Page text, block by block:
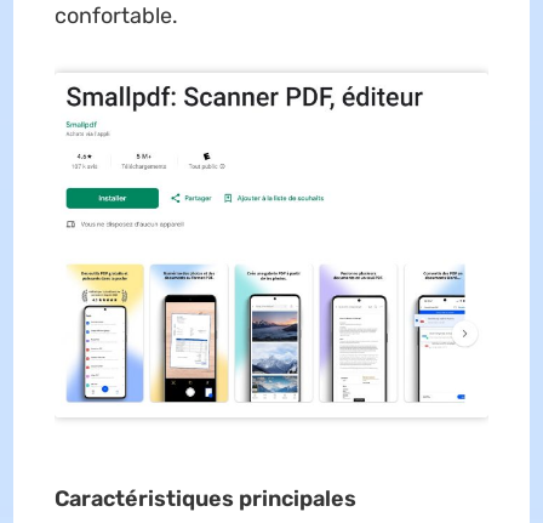
confortable.
Caractéristiques principales